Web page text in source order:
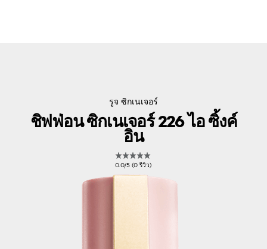
รูจ ซิกเนเจอร์
ชิฟฟ่อน ซิกเนเจอร์ 226 ไอ ซิ้งค์
อิน
0.0/5 (0 รีวิว)